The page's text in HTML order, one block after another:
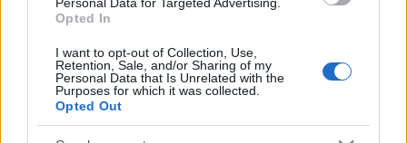
Opted In
I want to opt-out of Collection, Use,
Retention, Sale, and/or Sharing of my
Personal Data that Is Unrelated with the
Purposes for which it was collected.
Opted Out